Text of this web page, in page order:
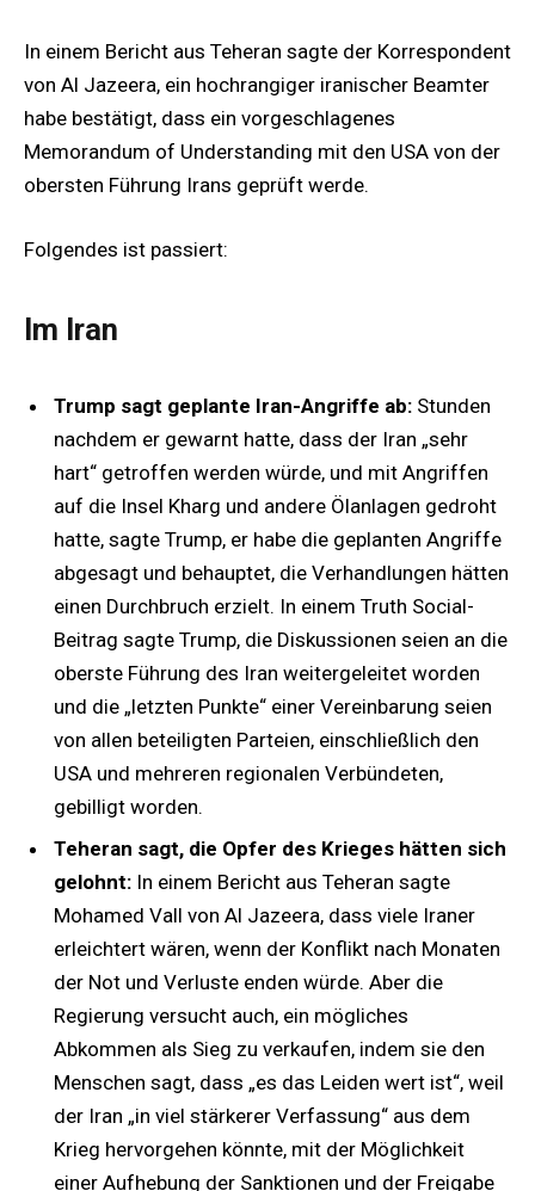
In einem Bericht aus Teheran sagte der Korrespondent
von Al Jazeera, ein hochrangiger iranischer Beamter
habe bestätigt, dass ein vorgeschlagenes
Memorandum of Understanding mit den USA von der
obersten Führung Irans geprüft werde.
Folgendes ist passiert:
Im Iran
Trump sagt geplante Iran-Angriffe ab: Stunden
nachdem er gewarnt hatte, dass der Iran „sehr
hart“ getroffen werden würde, und mit Angriffen
auf die Insel Kharg und andere Ölanlagen gedroht
hatte, sagte Trump, er habe die geplanten Angriffe
abgesagt und behauptet, die Verhandlungen hätten
einen Durchbruch erzielt. In einem Truth Social-
Beitrag sagte Trump, die Diskussionen seien an die
oberste Führung des Iran weitergeleitet worden
und die „letzten Punkte“ einer Vereinbarung seien
von allen beteiligten Parteien, einschließlich den
USA und mehreren regionalen Verbündeten,
gebilligt worden.
Teheran sagt, die Opfer des Krieges hätten sich
gelohnt: In einem Bericht aus Teheran sagte
Mohamed Vall von Al Jazeera, dass viele Iraner
erleichtert wären, wenn der Konflikt nach Monaten
der Not und Verluste enden würde. Aber die
Regierung versucht auch, ein mögliches
Abkommen als Sieg zu verkaufen, indem sie den
Menschen sagt, dass „es das Leiden wert ist“, weil
der Iran „in viel stärkerer Verfassung“ aus dem
Krieg hervorgehen könnte, mit der Möglichkeit
einer Aufhebung der Sanktionen und der Freigabe